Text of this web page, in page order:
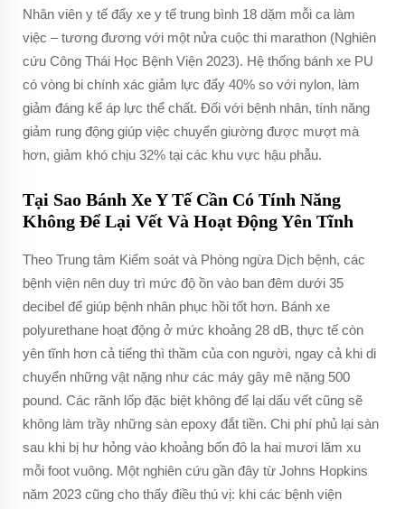
Nhân viên y tế đẩy xe y tế trung bình 18 dặm mỗi ca làm
việc – tương đương với một nửa cuộc thi marathon (Nghiên
cứu Công Thái Học Bệnh Viện 2023). Hệ thống bánh xe PU
có vòng bi chính xác giảm lực đẩy 40% so với nylon, làm
giảm đáng kể áp lực thể chất. Đối với bệnh nhân, tính năng
giảm rung động giúp việc chuyển giường được mượt mà
hơn, giảm khó chịu 32% tại các khu vực hậu phẫu.
Tại Sao Bánh Xe Y Tế Cần Có Tính Năng
Không Để Lại Vết Và Hoạt Động Yên Tĩnh
Theo Trung tâm Kiểm soát và Phòng ngừa Dịch bệnh, các
bệnh viện nên duy trì mức độ ồn vào ban đêm dưới 35
decibel để giúp bệnh nhân phục hồi tốt hơn. Bánh xe
polyurethane hoạt động ở mức khoảng 28 dB, thực tế còn
yên tĩnh hơn cả tiếng thì thầm của con người, ngay cả khi di
chuyển những vật nặng như các máy gây mê nặng 500
pound. Các rãnh lốp đặc biệt không để lại dấu vết cũng sẽ
không làm trầy những sàn epoxy đắt tiền. Chi phí phủ lại sàn
sau khi bị hư hỏng vào khoảng bốn đô la hai mươi lăm xu
mỗi foot vuông. Một nghiên cứu gần đây từ Johns Hopkins
năm 2023 cũng cho thấy điều thú vị: khi các bệnh viện